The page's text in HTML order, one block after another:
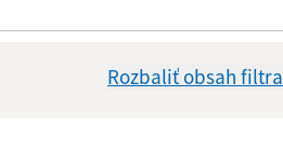
Rozbaliť obsah filtra